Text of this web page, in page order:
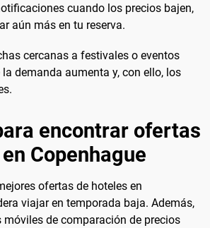
cuando los precios bajen,
aún más en tu reserva.
cercanas a festivales o eventos
demanda aumenta y, con ello, los
encontrar ofertas
Copenhague
ofertas de hoteles en
viajar en temporada baja. Además,
de comparación de precios